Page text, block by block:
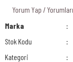
Yorum Yap /
Marka
Stok Kodu
Kategori